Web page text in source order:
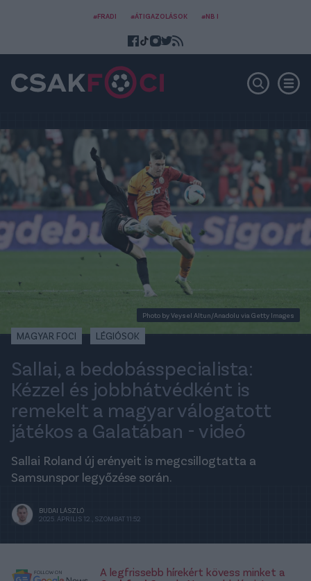
#FRADI #ÁTIGAZOLÁSOK #NB I
Photo by Veysel Altun/Anadolu via Getty Images
MAGYAR FOCI LÉGIÓSOK
Sallai, a bedobásspecialista:
Kézzel és jobbhátvédként is
remekelt a magyar válogatott
játékos a Galatában - videó
Sallai Roland új erényeit is megcsillogtatta a
Samsunspor legyőzése során.
BUDAI LÁSZLÓ
2025. ÁPRILIS 12., SZOMBAT 11:52
A legfrissebb hírekért kövess minket a